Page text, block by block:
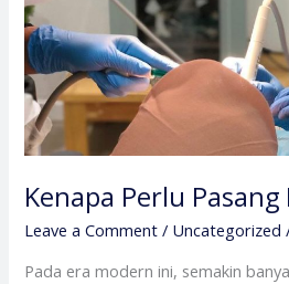
Kenapa Perlu Pasang
Leave a Comment / Uncategorized
Pada era modern ini, semakin